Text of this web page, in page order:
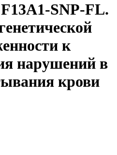
SNP-FL.
к
нарушений в
крови